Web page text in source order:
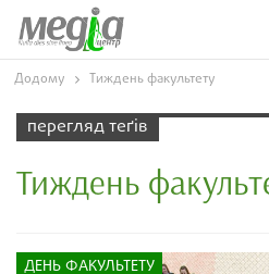
Додому Тиждень факультету
перегляд теґів
Тиждень
ДЕНЬ ФАКУЛЬТЕТУ